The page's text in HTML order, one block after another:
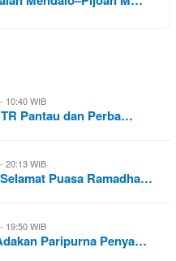
10:40 WIB
Pantau dan Perba…
20:13 WIB
Puasa Ramadha…
19:50 WIB
Paripurna Penya…